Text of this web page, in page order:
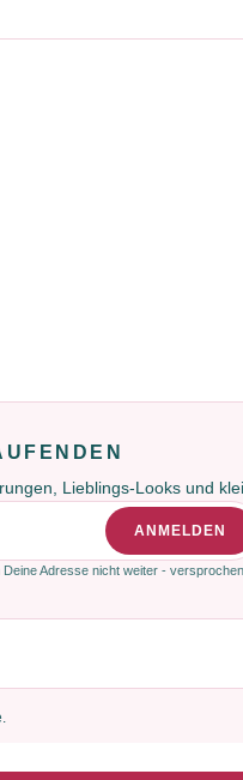
Lieblings-Looks und
ANMELDEN
Adresse nicht weiter - versprochen.